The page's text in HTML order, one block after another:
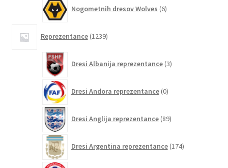
Nogometnih dresov Wolves 6izdelkov
Reprezentance 1239izdelkov
Dresi Albanija reprezentance 3izdelki
Dresi Andora reprezentance 0izdelkov
Dresi Anglija reprezentance 89izdelkov
Dresi Argentina reprezentance 174izdelkov